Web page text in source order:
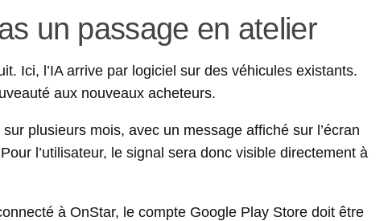
un passage en atelier
Ici, l’IA arrive par logiciel sur des véhicules existants.
aux nouveaux acheteurs.
plusieurs mois, avec un message affiché sur l’écran
l’utilisateur, le signal sera donc visible directement à
à OnStar, le compte Google Play Store doit être